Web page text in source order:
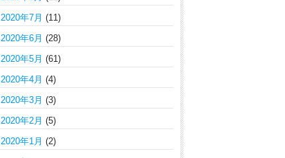
2020年7月 (11)
2020年6月 (28)
2020年5月 (61)
2020年4月 (4)
2020年3月 (3)
2020年2月 (5)
2020年1月 (2)